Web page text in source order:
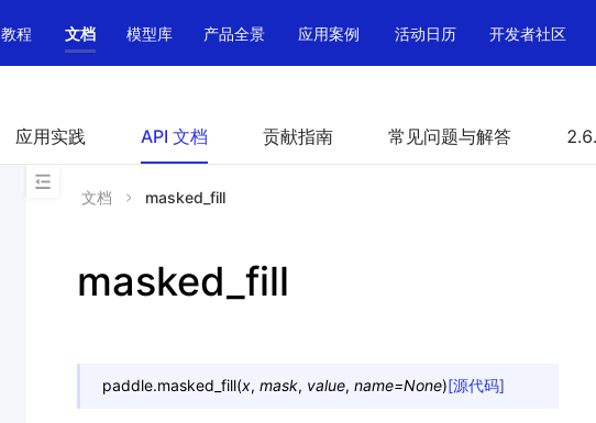
教程 文档 模型库 产品全景 应用案例 活动日历 开发者社区
应用实践 API 文档 贡献指南 常见问题与解答
文档 masked_fill
masked_fill
paddle.masked_fill(x, mask, value, name=None)[源代码]